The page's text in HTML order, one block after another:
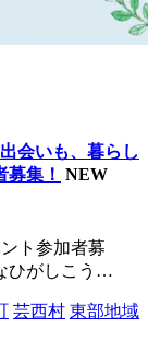
会いも、暮らし
集！ NEW
ト参加者募
ひがしこう…
芸西村 東部地域